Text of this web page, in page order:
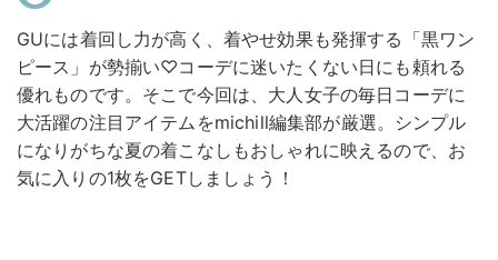
GUには着回し力が高く、着やせ効果も発揮する「黒ワン
ピース」が勢揃い♡コーデに迷いたくない日にも頼れる
優れものです。そこで今回は、大人女子の毎日コーデに
大活躍の注目アイテムをmichill編集部が厳選。シンプル
になりがちな夏の着こなしもおしゃれに映えるので、お
気に入りの1枚をGETしましょう！